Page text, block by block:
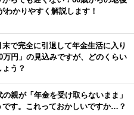
わかりやすく解説します！
末で完全に引退して年金生活に入り
万円」の見込みですが、どのくらい
う？
の親が「年金を受け取らないまま」
です。これっておかしいですか…？